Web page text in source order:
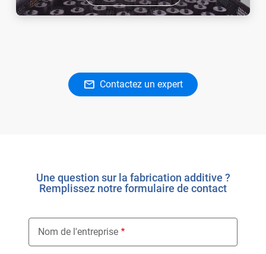
Contactez un expert
Une question sur la fabrication additive ?
Remplissez notre formulaire de contact
Nom de l'entreprise